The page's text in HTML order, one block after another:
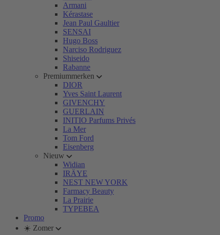
Armani
Kérastase
Jean Paul Gaultier
SENSAI
Hugo Boss
Narciso Rodriguez
Shiseido
Rabanne
Premiummerken
DIOR
Yves Saint Laurent
GIVENCHY
GUERLAIN
INITIO Parfums Privés
La Mer
Tom Ford
Eisenberg
Nieuw
Widian
IRÄYE
NEST NEW YORK
Farmacy Beauty
La Prairie
TYPEBEA
Promo
☀️ Zomer